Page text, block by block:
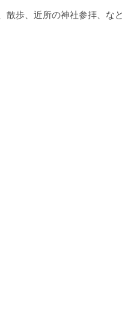
散歩、近所の神社参拝、な